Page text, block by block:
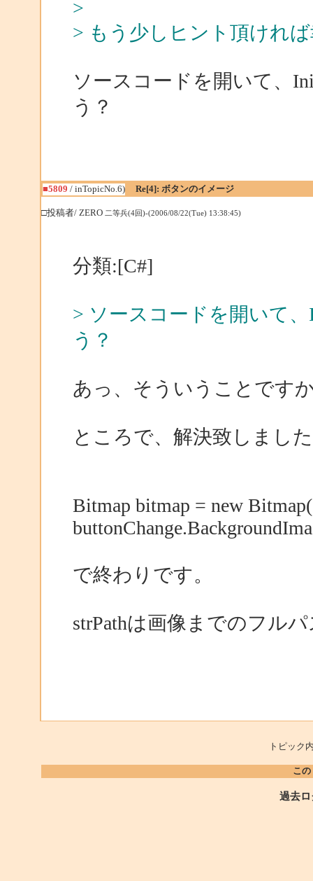
>
> もう少しヒント頂けれ
ソースコードを開いて、
う？
■5809 / inTopicNo.6) Re[4]: ボタンのイメージ
□投稿者/ ZERO 二等兵(4回)-(2006/08/22(Tue) 13:38:45)
分類:[C#]
> ソースコードを開いて、
う？
あっ、そういうことです
ところで、解決致しまし
Bitmap bitmap = new
で終わりです。
strPathは画像までのフル
トピッ
こ
過去